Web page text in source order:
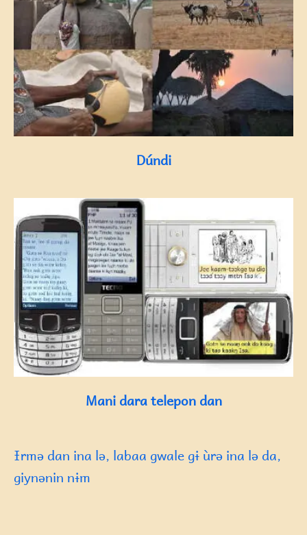
Dúndi
Mani dara telepon dan
Ɨrmə dan ina lə, labaa gwale gɨ ùrə ina lə da,
giynənin nɨm